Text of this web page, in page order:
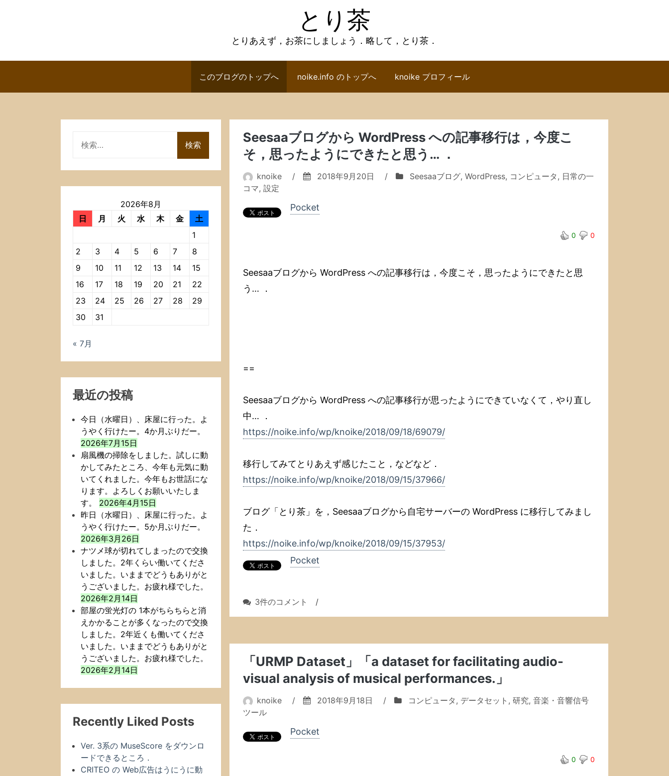
とり茶
とりあえず，お茶にしましょう．略して，とり茶．
このブログのトップへ noike.info のトップへ knoike プロフィール
Seesaaブログから WordPress への記事移行は，今度こ
そ，思ったようにできたと思う… ．
knoike / 2018年9月20日 / Seesaaブログ, WordPress, コンピュータ , 日常の一
コマ, 設定
Pocket
0 0
Seesaaブログから WordPress への記事移行は，今度こそ，思ったようにできたと思
う… ．
==
Seesaaブログから WordPress への記事移行が思ったようにできていなくて，やり直し
中… ．
https://noike.info/wp/knoike/2018/09/18/69079/
移行してみてとりあえず感じたこと，などなど．
https://noike.info/wp/knoike/2018/09/15/37966/
ブログ「とり茶」を，Seesaaブログから自宅サーバーの WordPress に移行してみまし
た．
https://noike.info/wp/knoike/2018/09/15/37953/
Pocket
Seesaa
ら
WordPress
へ
の
記
移
行
3件のコメント /
「URMP Dataset」「a dataset for facilitating audio-
visual analysis of musical performances.」
knoike / 2018年9月18日 / コンピュータ , データセット , 研究, 音楽・音響信号
ツール
Pocket
0 0
索:
2026年8月
日
月 火 水 木 金
土
1
2
3 4 5 6 7
8
9
10 11 12 13 14
15
16
17 18 19 20 21
22
23
24 25 26 27 28
29
30
31
« 7月
最近の投稿
今日（水曜日）、床屋に行った。よ
うやく行けたー。4か月ぶりだー。
2026年7月15日
扇風機の掃除をしました。試しに動
かしてみたところ、今年も元気に動
いてくれました。今年もお世話にな
ります。よろしくお願いいたしま
す。
2026年4月15日
昨日（水曜日）、床屋に行った。よ
うやく行けたー。5か月ぶりだー。
2026年3月26日
ナツメ球が切れてしまったので交換
しました。2年くらい働いてくださ
いました。いままでどうもありがと
うございました。お疲れ様でした。
2026年2月14日
部屋の蛍光灯の 1本がちらちらと消
えかかることが多くなったので交換
しました。2年近くも働いてくださ
いました。いままでどうもありがと
うございました。お疲れ様でした。
2026年2月14日
Recently Liked Posts
Ver. 3系の MuseScore をダウンロ
ードできるところ．
CRITEO の Web広告はうにうに動